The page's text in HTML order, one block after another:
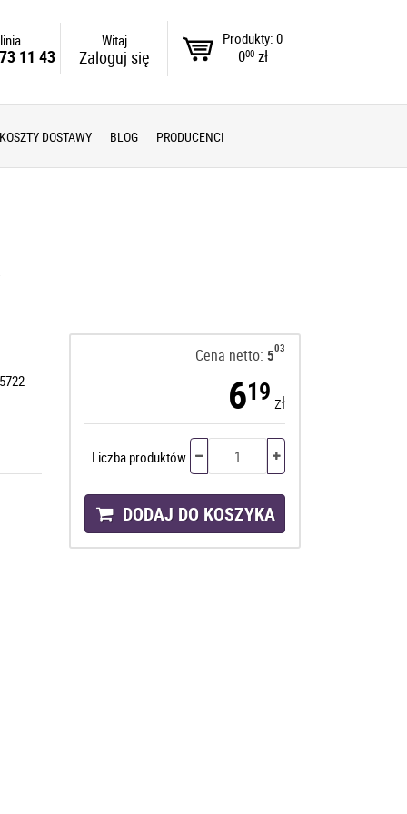
11 43
Witaj
Zaloguj się
Produkty: 0
000zł
KOSZTY DOSTAWY BLOG PRODUCENCI
Cena netto: 503
619 zł
Liczba produktów
DODAJ DO KOSZYKA